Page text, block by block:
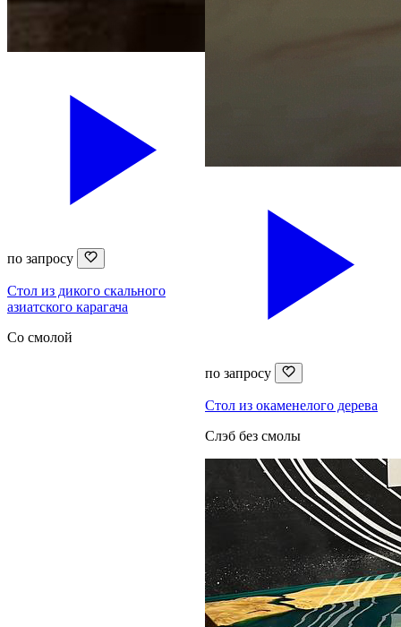
по запросу
Стол из дикого скального
азиатского карагача
Со смолой
по запросу
Стол из окаменелого дерева
Слэб без смолы